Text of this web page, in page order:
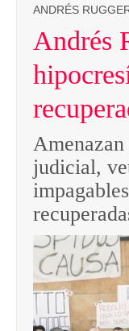
ANDRÉS
Andrés
judicial,